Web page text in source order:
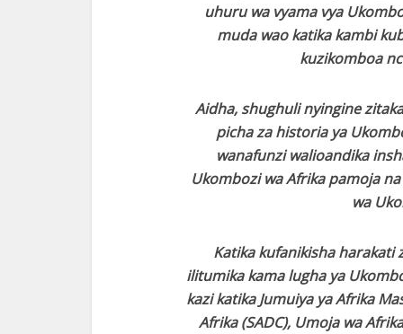
uhuru wa vyama vya
muda wao katika kambi
kuzikomboa
Aidha, shughuli nyingine
picha za historia ya
wanafunzi walioandika
Ukombozi wa Afrika pamoja
wa
Katika kufanikisha harakati
ilitumika kama lugha ya
kazi katika Jumuiya ya Afrika
Afrika (SADC), Umoja wa